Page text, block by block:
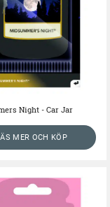
Night - Car Jar
MER OCH KÖP